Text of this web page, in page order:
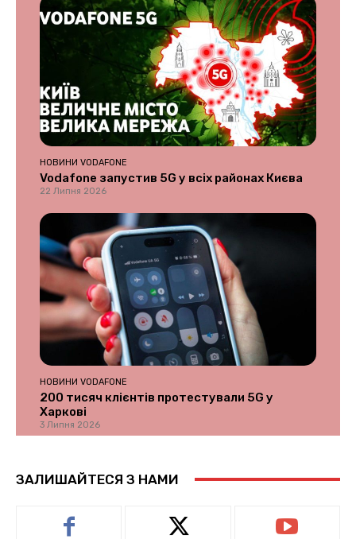
НОВИНИ VODAFONE
Vodafone запустив 5G у всіх районах Києва
22 Липня 2026
НОВИНИ VODAFONE
200 тисяч клієнтів протестували 5G у
Харкові
3 Липня 2026
ЗАЛИШАЙТЕСЯ З НАМИ